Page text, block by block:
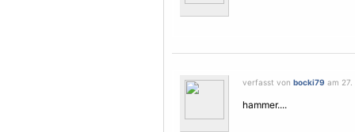
verfasst von bocki79 am 27.
hammer....